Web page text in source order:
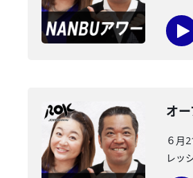
オ
６月
レッ